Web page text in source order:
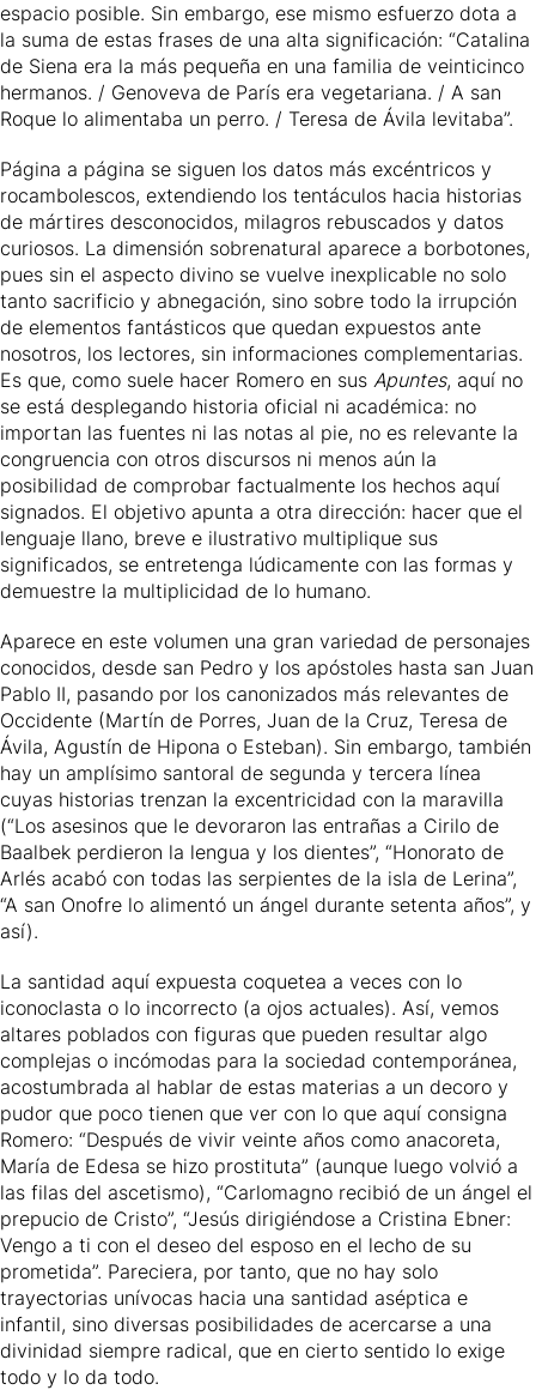
espacio posible. Sin embargo, ese mismo esfuerzo dota a
la suma de estas frases de una alta significación: “Catalina
de Siena era la más pequeña en una familia de veinticinco
hermanos. / Genoveva de París era vegetariana. / A san
Roque lo alimentaba un perro. / Teresa de Ávila levitaba”.
Página a página se siguen los datos más excéntricos y
rocambolescos, extendiendo los tentáculos hacia historias
de mártires desconocidos, milagros rebuscados y datos
curiosos. La dimensión sobrenatural aparece a borbotones,
pues sin el aspecto divino se vuelve inexplicable no solo
tanto sacrificio y abnegación, sino sobre todo la irrupción
de elementos fantásticos que quedan expuestos ante
nosotros, los lectores, sin informaciones complementarias.
Es que, como suele hacer Romero en sus Apuntes, aquí no
se está desplegando historia oficial ni académica: no
importan las fuentes ni las notas al pie, no es relevante la
congruencia con otros discursos ni menos aún la
posibilidad de comprobar factualmente los hechos aquí
signados. El objetivo apunta a otra dirección: hacer que el
lenguaje llano, breve e ilustrativo multiplique sus
significados, se entretenga lúdicamente con las formas y
demuestre la multiplicidad de lo humano.
Aparece en este volumen una gran variedad de personajes
conocidos, desde san Pedro y los apóstoles hasta san Juan
Pablo II, pasando por los canonizados más relevantes de
Occidente (Martín de Porres, Juan de la Cruz, Teresa de
Ávila, Agustín de Hipona o Esteban). Sin embargo, también
hay un amplísimo santoral de segunda y tercera línea
cuyas historias trenzan la excentricidad con la maravilla
(“Los asesinos que le devoraron las entrañas a Cirilo de
Baalbek perdieron la lengua y los dientes”, “Honorato de
Arlés acabó con todas las serpientes de la isla de Lerina”,
“A san Onofre lo alimentó un ángel durante setenta años”, y
así).
La santidad aquí expuesta coquetea a veces con lo
iconoclasta o lo incorrecto (a ojos actuales). Así, vemos
altares poblados con figuras que pueden resultar algo
complejas o incómodas para la sociedad contemporánea,
acostumbrada al hablar de estas materias a un decoro y
pudor que poco tienen que ver con lo que aquí consigna
Romero: “Después de vivir veinte años como anacoreta,
María de Edesa se hizo prostituta” (aunque luego volvió a
las filas del ascetismo), “Carlomagno recibió de un ángel el
prepucio de Cristo”, “Jesús dirigiéndose a Cristina Ebner:
Vengo a ti con el deseo del esposo en el lecho de su
prometida”. Pareciera, por tanto, que no hay solo
trayectorias unívocas hacia una santidad aséptica e
infantil, sino diversas posibilidades de acercarse a una
divinidad siempre radical, que en cierto sentido lo exige
todo y lo da todo.